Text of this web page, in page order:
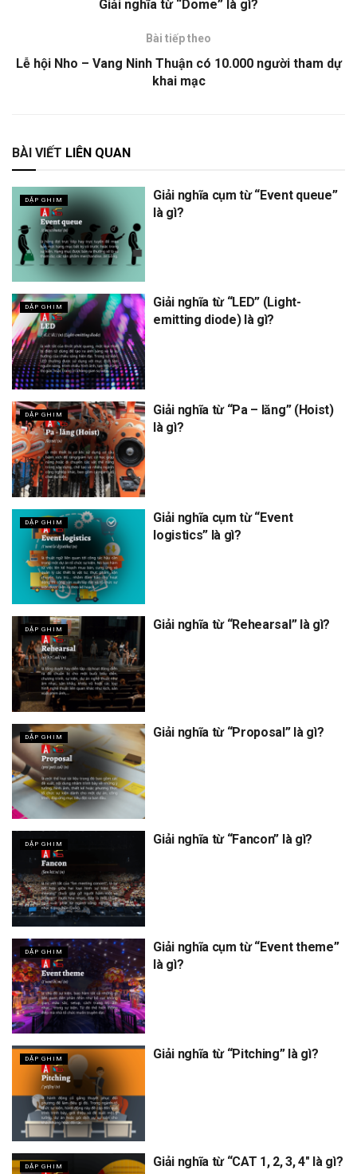
Giải nghĩa từ “Dome” là gì?
Bài tiếp theo
Lễ hội Nho – Vang Ninh Thuận có 10.000 người tham dự
khai mạc
BÀI VIẾT LIÊN QUAN
DẬP GHIM
Giải nghĩa cụm từ “Event queue”
là gì?
DẬP GHIM
Giải nghĩa từ “LED” (Light-
emitting diode) là gì?
DẬP GHIM
Giải nghĩa từ “Pa – lăng” (Hoist)
là gì?
DẬP GHIM
Giải nghĩa cụm từ “Event
logistics” là gì?
DẬP GHIM Giải nghĩa từ “Rehearsal” là gì?
DẬP GHIM Giải nghĩa từ “Proposal” là gì?
DẬP GHIM Giải nghĩa từ “Fancon” là gì?
DẬP GHIM
Giải nghĩa cụm từ “Event theme”
là gì?
DẬP GHIM Giải nghĩa từ “Pitching” là gì?
DẬP GHIM Giải nghĩa từ “CAT 1, 2, 3, 4″ là gì?